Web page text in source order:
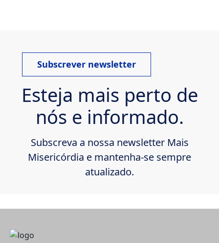
Subscrever newsletter
Esteja mais perto de
nós e informado.
Subscreva a nossa newsletter Mais
Misericórdia e mantenha-se sempre
atualizado.